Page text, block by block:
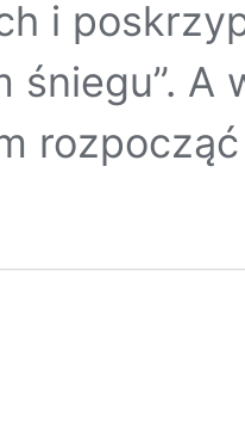
i
śniegu”. A